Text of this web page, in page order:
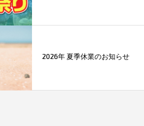
2026年 夏季休業のお知らせ